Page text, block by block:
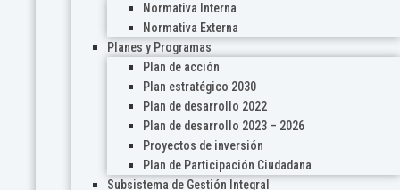
Normativa Interna
Normativa Externa
Planes y Programas
Plan de acción
Plan estratégico 2030
Plan de desarrollo 2022
Plan de desarrollo 2023 – 2026
Proyectos de inversión
Plan de Participación Ciudadana
Subsistema de Gestión Integral